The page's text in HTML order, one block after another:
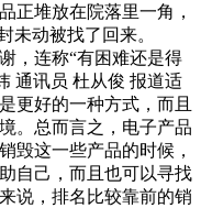
正堆放在院落里一角，
封未动被找了回来。
，连称“有困难还是得
讯员 杜从俊 报道适
更好的一种方式，而且
。总而言之，电子产品
毁这一些产品的时候，
自己，而且也可以寻找
说，排名比较靠前的销